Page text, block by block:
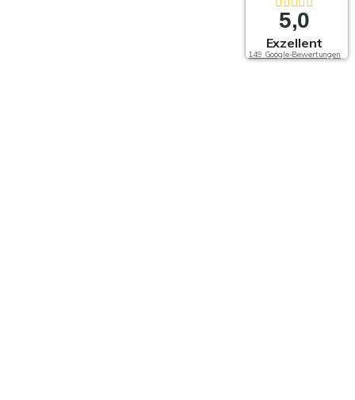
5,0
Exzellent
149 Google-Bewertungen